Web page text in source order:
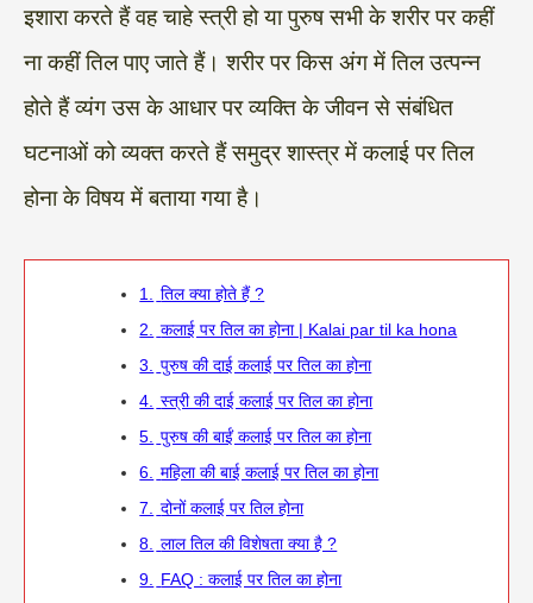
इशारा करते हैं वह चाहे स्त्री हो या पुरुष सभी के शरीर पर कहीं
ना कहीं तिल पाए जाते हैं। शरीर पर किस अंग में तिल उत्पन्न
होते हैं व्यंग उस के आधार पर व्यक्ति के जीवन से संबंधित
घटनाओं को व्यक्त करते हैं समुद्र शास्त्र में कलाई पर तिल
होना के विषय में बताया गया है।
1.
तिल क्या होते हैं ?
2.
कलाई पर तिल का होना | Kalai par til ka hona
3.
पुरुष की दाई कलाई पर तिल का होना
4.
स्त्री की दाई कलाई पर तिल का होना
5.
पुरुष की बाईं कलाई पर तिल का होना
6.
महिला की बाई कलाई पर तिल का होना
7.
दोनों कलाई पर तिल होना
8.
लाल तिल की विशेषता क्या है ?
9.
FAQ : कलाई पर तिल का होना